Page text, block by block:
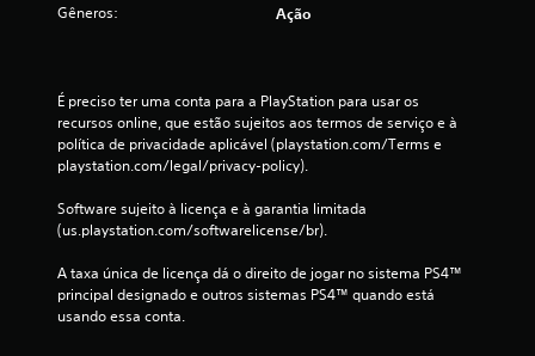
s
i
c
Gêneros: Ação
É preciso ter uma conta para a PlayStation para usar os
recursos online, que estão sujeitos aos termos de serviço e à
política de privacidade aplicável (playstation.com/Terms e
playstation.com/legal/privacy-policy).
Software sujeito à licença e à garantia limitada
(us.playstation.com/softwarelicense/br).
A taxa única de licença dá o direito de jogar no sistema PS4™
principal designado e outros sistemas PS4™ quando está
usando essa conta.